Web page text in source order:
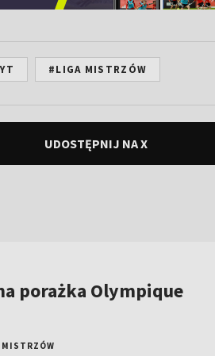
#LIGA MISTRZÓW
UDOSTĘPNIJ NA X
porażka Olympique